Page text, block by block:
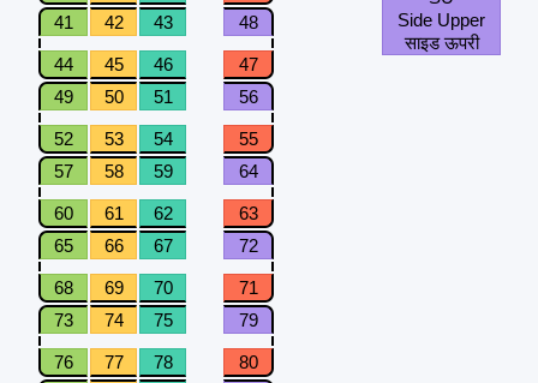
41
42 43 48
44 45 46
47
49
50 51 56
52 53 54
55
57
58 59 64
60 61 62
63
65
66 67 72
68 69 70
71
73
74 75 79
76 77 78
80
Side Upper
साइड ऊपरी